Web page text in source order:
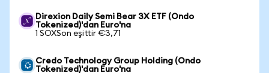
Direxion Daily Semi Bear 3X ETF (Ondo
Tokenized)'dan Euro'na
1 SOXSon eşittir €3,71
Credo Technology Group Holding (Ondo
Tokenized)'dan Euro'na